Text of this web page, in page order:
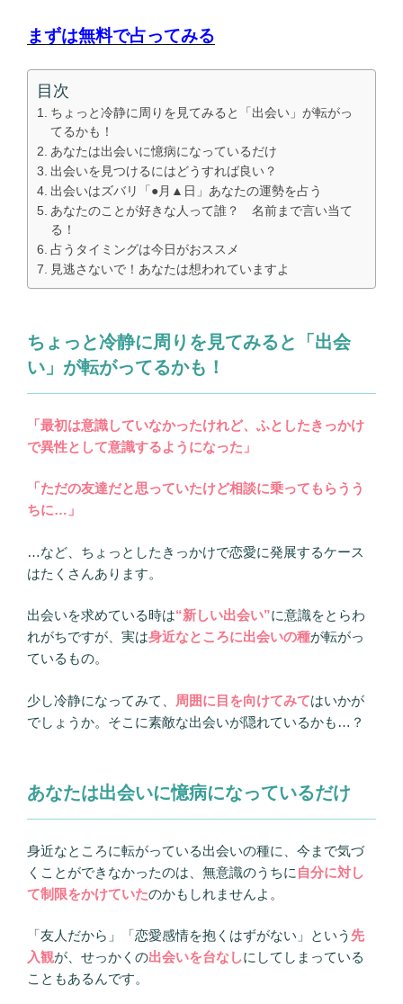
まずは無料で占ってみる
目次
ちょっと冷静に周りを見てみると「出会い」が転がっ
てるかも！
あなたは出会いに憶病になっているだけ
出会いを見つけるにはどうすれば良い？
出会いはズバリ「●月▲日」あなたの運勢を占う
あなたのことが好きな人って誰？ 名前まで言い当て
る！
占うタイミングは今日がおススメ
見逃さないで！あなたは想われていますよ
ちょっと冷静に周りを見てみると「出会
い」が転がってるかも！
「最初は意識していなかったけれど、ふとしたきっかけ
で異性として意識するようになった」
「ただの友達だと思っていたけど相談に乗ってもらうう
ちに…」
…など、ちょっとしたきっかけで恋愛に発展するケース
はたくさんあります。
出会いを求めている時は“新しい出会い”に意識をとらわ
れがちですが、実は身近なところに出会いの種が転がっ
ているもの。
少し冷静になってみて、 周囲に目を向けてみてはいかが
でしょうか。そこに素敵な出会いが隠れているかも…？
あなたは出会いに憶病になっているだけ
身近なところに転がっている出会いの種に、今まで気づ
くことができなかったのは、無意識のうちに 自分に対し
て制限をかけていたのかもしれませんよ。
「友人だから」「恋愛感情を抱くはずがない」という 先
入観が、せっかくの出会いを台なしにしてしまっている
こともあるんです。